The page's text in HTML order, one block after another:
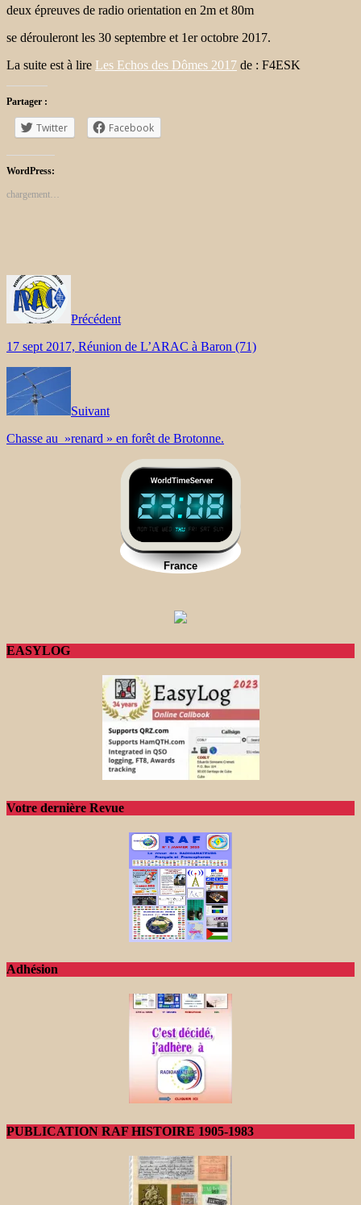
deux épreuves de radio orientation en 2m et 80m
se dérouleront les 30 septembre et 1er octobre 2017.
La suite est à lire Les Echos des Dômes 2017 de : F4ESK
Partager :
Twitter Facebook
WordPress:
chargement…
Précédent
17 sept 2017, Réunion de L’ARAC à Baron (71)
Suivant
Chasse au »renard » en forêt de Brotonne.
EASYLOG
Votre dernière Revue
Adhésion
PUBLICATION RAF HISTOIRE 1905-1983